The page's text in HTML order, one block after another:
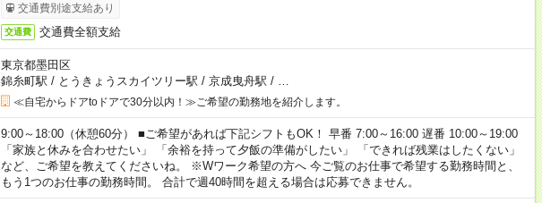
交通費別途支給あり
交通費 交通費全額支給
東京都墨田区
錦糸町駅 / とうきょうスカイツリー駅 / 京成曳舟駅 /
≪自宅からドアtoドアで30分以内！≫ご希望の勤務地を紹介します。
9:00～18:00（休憩60分） ■ご希望があれば下記シフトもOK！ 早番 7:00～16:00 遅番 10:00～19:00
「家族と休みを合わせたい」 「余裕を持って夕飯の準備がしたい」 「できれば残業はしたくない」
など、ご希望を教えてくださいね。 ※Wワーク希望の方へ 今ご覧のお仕事で希望する勤務時間と、
もう1つのお仕事の勤務時間。 合計で週40時間を超える場合は応募できません。